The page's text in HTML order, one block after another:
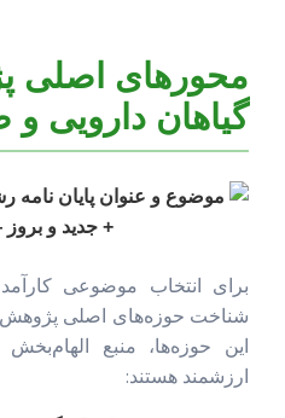
محورهای اصلی
گیاهان دارویی و
برای انتخاب موضوعی
شناخت حوزه‌های اصلی
این حوزه‌ها، منبع
ارزشمند هستند: